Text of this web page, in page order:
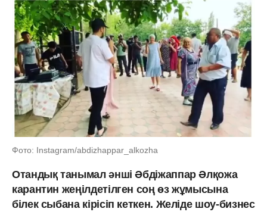
Фото: Instagram/abdizhappar_alkozha
Отандық танымал әнші Әбдіжаппар Әлқожа
карантин жеңілдетілген соң өз жұмысына
білек сыбана кірісіп кеткен. Желіде шоу-бизнес